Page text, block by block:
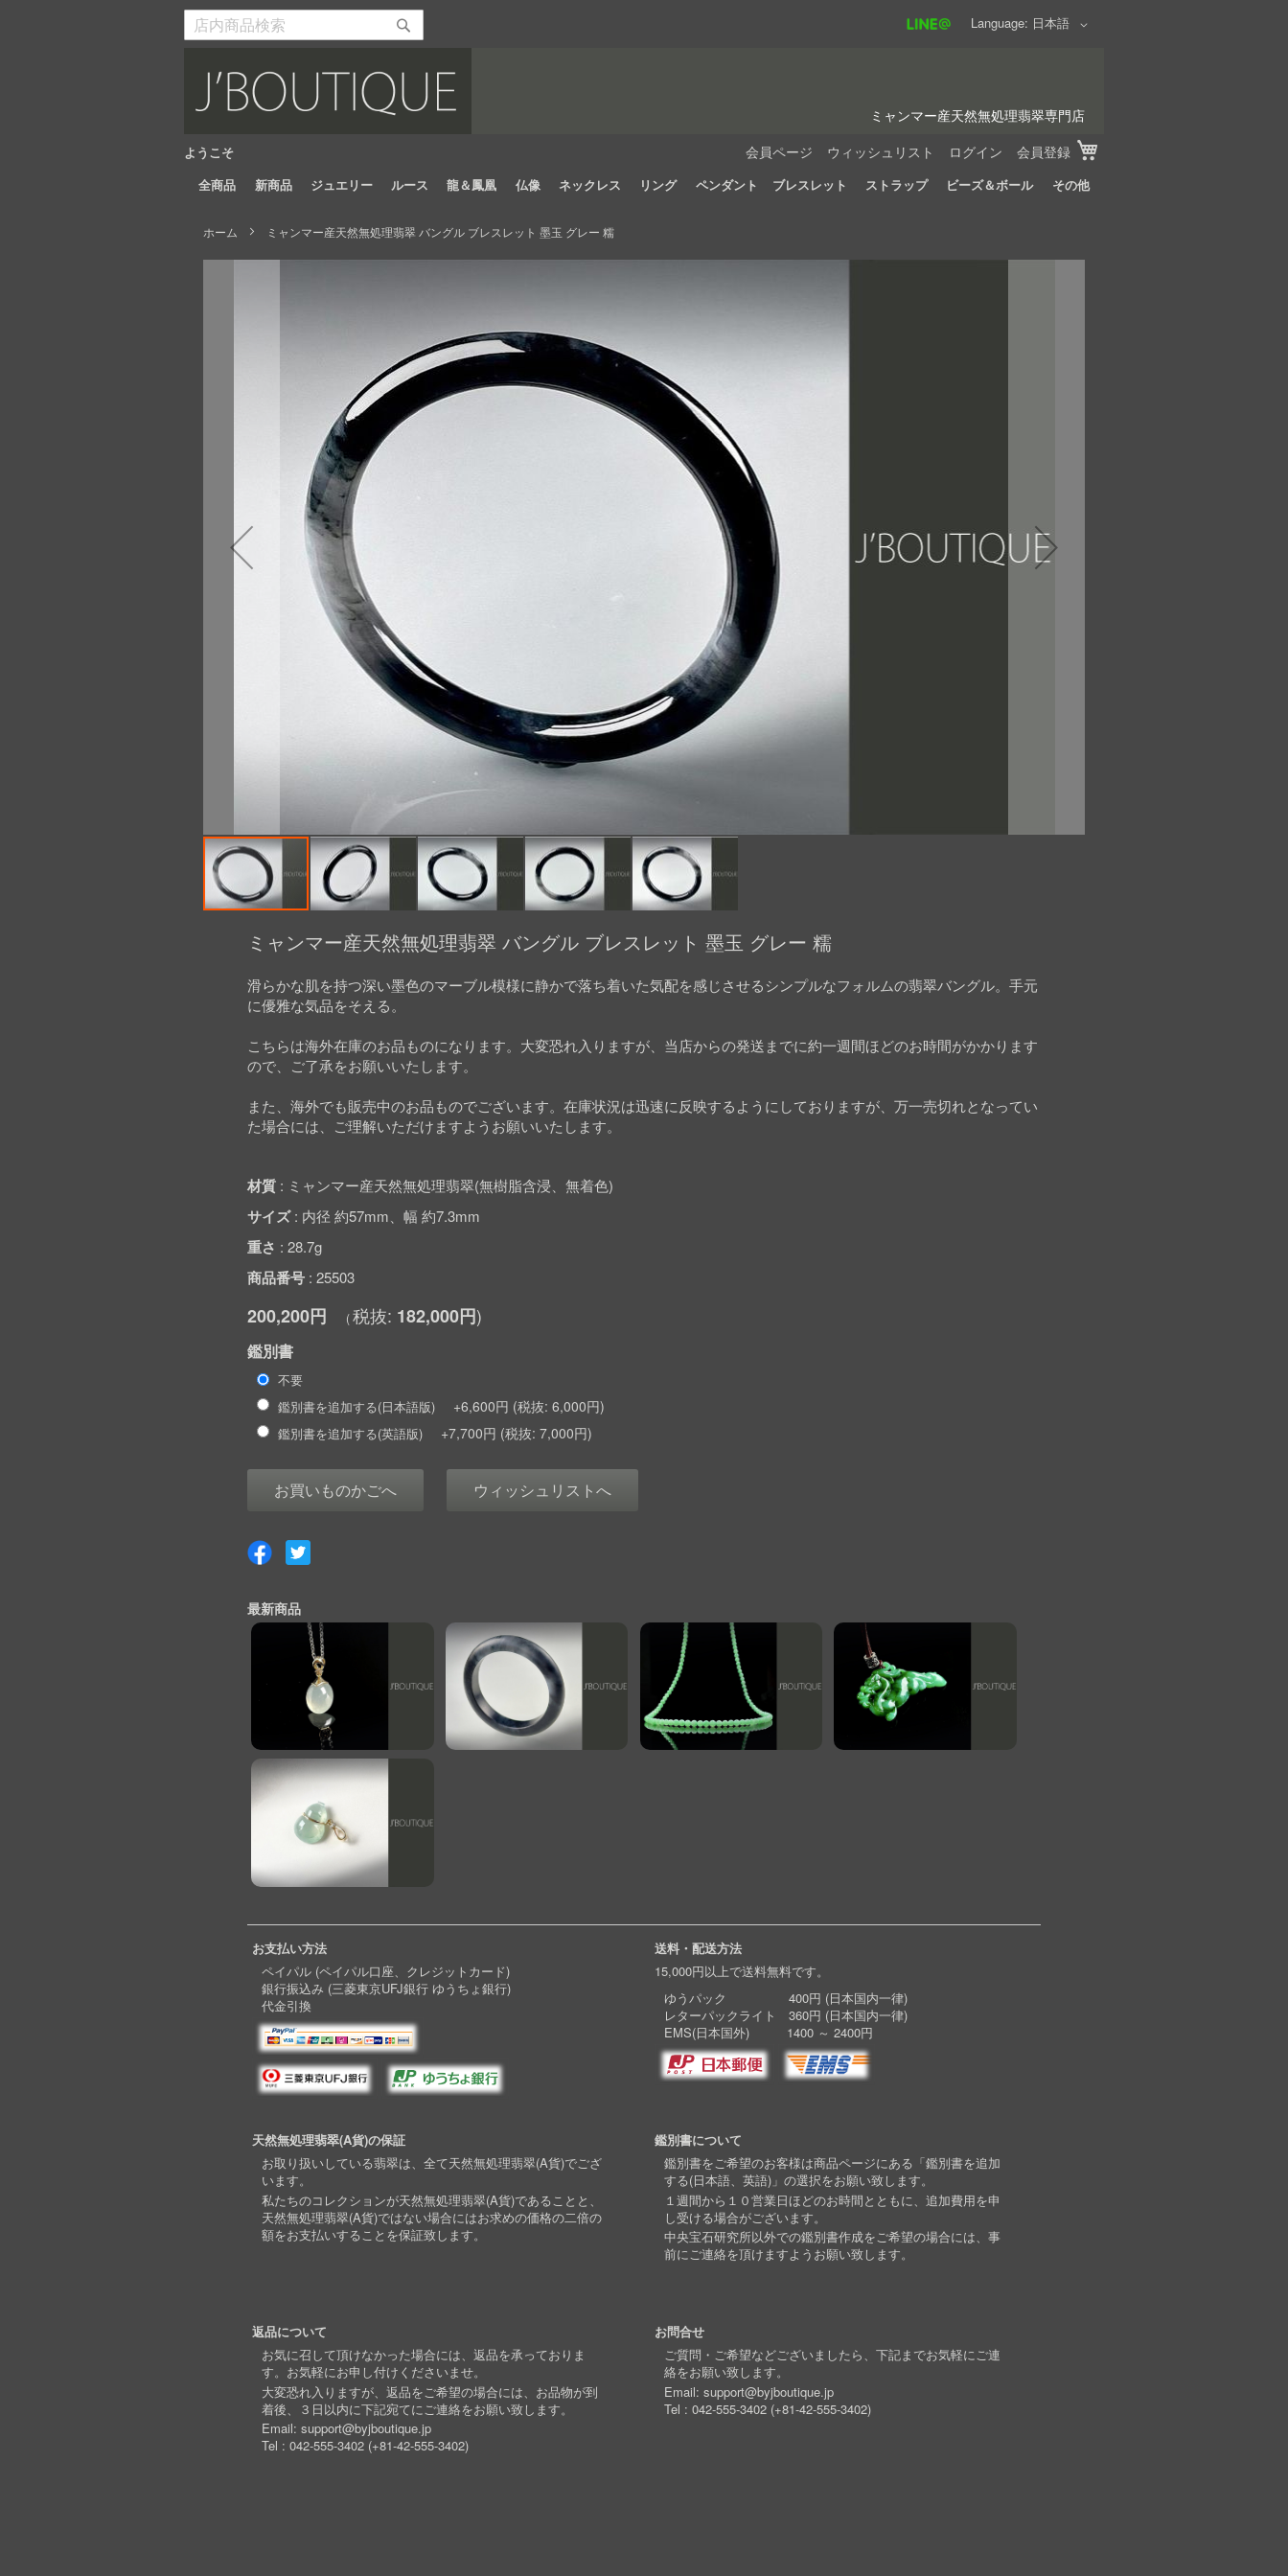
Language
日本語
会員ページ ウィッシュリスト ログイン 会員登録
Skip
ミャンマー産天然無処理翡翠専門店
ようこそ
検
検
始
全商品 新商品 ジュエリー ルース 龍＆鳳凰 仏像 ネックレス リング ペンダント ブレスレット ストラップ ビーズ＆ボール その他
ホーム ミャンマー産天然無処理翡翠 バングル ブレスレット 墨玉 グレー 糯
ミャンマー産天然無処理翡翠 バングル ブレスレット 墨玉 グレー 糯
滑らかな肌を持つ深い墨色のマーブル模様に静かで落ち着いた気配を感じさせるシンプルなフォルムの翡翠バングル。手元
に優雅な気品をそえる。
こちらは海外在庫のお品ものになります。大変恐れ入りますが、当店からの発送までに約一週間ほどのお時間がかかります
ので、ご了承をお願いいたします。
また、海外でも販売中のお品ものでございます。在庫状況は迅速に反映するようにしておりますが、万一売切れとなってい
た場合には、ご理解いただけますようお願いいたします。
材質 ミャンマー産天然無処理翡翠(無樹脂含浸、無着色)
サイズ 内径 約57mm、幅 約7.3mm
重さ 28.7g
商品番号 25503
200,200円 182,000円
鑑別書
不要
鑑別書を追加する(日本語版)
+6,600円 6,000円
鑑別書を追加する(英語版) +7,700円 7,000円
お買いものかごへ ウィッシュリストへ
最新商品
お支払い方法
ペイパル (ペイパル口座、クレジットカード)
銀行振込み (三菱東京UFJ銀行 ゆうちょ銀行)
代金引換
送料・配送方法
15,000円以上で送料無料です。
ゆうパック 400円 (日本国内一律)
レターパックライト 360円 (日本国内一律)
EMS(日本国外) 1400 ～ 2400円
天然無処理翡翠(A貨)の保証
お取り扱いしている翡翠は、全て天然無処理翡翠(A貨)でござ
います。
私たちのコレクションが天然無処理翡翠(A貨)であることと、
天然無処理翡翠(A貨)ではない場合にはお求めの価格の二倍の
額をお支払いすることを保証致します。
鑑別書について
鑑別書をご希望のお客様は商品ページにある「鑑別書を追加
する(日本語、英語)」の選択をお願い致します。
１週間から１０営業日ほどのお時間とともに、追加費用を申
し受ける場合がございます。
中央宝石研究所以外での鑑別書作成をご希望の場合には、事
前にご連絡を頂けますようお願い致します。
返品について
お気に召して頂けなかった場合には、返品を承っておりま
す。お気軽にお申し付けくださいませ。
大変恐れ入りますが、返品をご希望の場合には、お品物が到
着後、３日以内に下記宛てにご連絡をお願い致します。
Email: support@byjboutique.jp
Tel : 042-555-3402 (+81-42-555-3402)
お問合せ
ご質問・ご希望などございましたら、下記までお気軽にご連
絡をお願い致します。
Email:support@byjboutique.jp
Tel :042-555-3402 (+81-42-555-3402)